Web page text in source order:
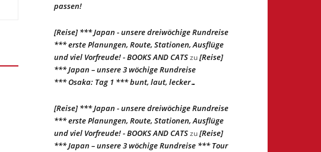
passen!
[Reise] *** Japan - unsere dreiwöchige Rundreise
*** erste Planungen, Route, Stationen, Ausflüge
und viel Vorfreude! - BOOKS AND CATSzu[Reise]
*** Japan – unsere 3 wöchige Rundreise
*** Osaka: Tag 1 *** bunt, laut, lecker…
[Reise] *** Japan - unsere dreiwöchige Rundreise
*** erste Planungen, Route, Stationen, Ausflüge
und viel Vorfreude! - BOOKS AND CATSzu[Reise]
*** Japan – unsere 3 wöchige Rundreise *** Tour